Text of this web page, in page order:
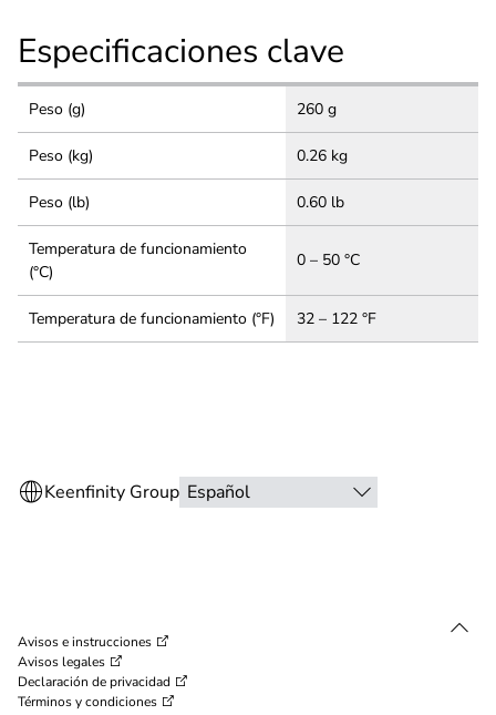
Especificaciones clave
Peso (g) 260 g
Peso (kg) 0.26 kg
Peso (lb) 0.60 lb
Temperatura de funcionamiento
(°C)
0 – 50 °C
Temperatura de funcionamiento (°F) 32 – 122 °F
Avisos e instrucciones
Avisos legales
Declaración de privacidad
Términos y condiciones